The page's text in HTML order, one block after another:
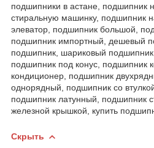
подшипники в астане, подшипник
стиральную машинку, подшипник
элеватор, подшипник большой,
подшипник импортный, дешевый
подшипник, шариковый
подшипник под конус, подшипник
кондиционер, подшипник
однорядный, подшипник со
подшипник латунный, подшипник
железной крышкой, купить
Скрыть